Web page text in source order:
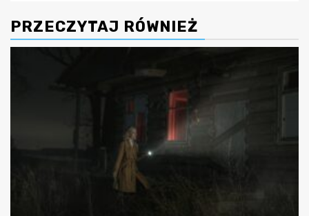
PRZECZYTAJ RÓWNIEŻ